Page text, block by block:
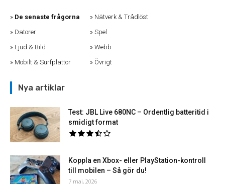
De senaste frågorna
Datorer
Ljud & Bild
Mobilt & Surfplattor
Nätverk & Trådlöst
Spel
Webb
Övrigt
Nya artiklar
Test: JBL Live 680NC – Ordentlig batteritid i
smidigt format
Koppla en Xbox- eller PlayStation-kontroll
till mobilen – Så gör du!
7 maj, 2026